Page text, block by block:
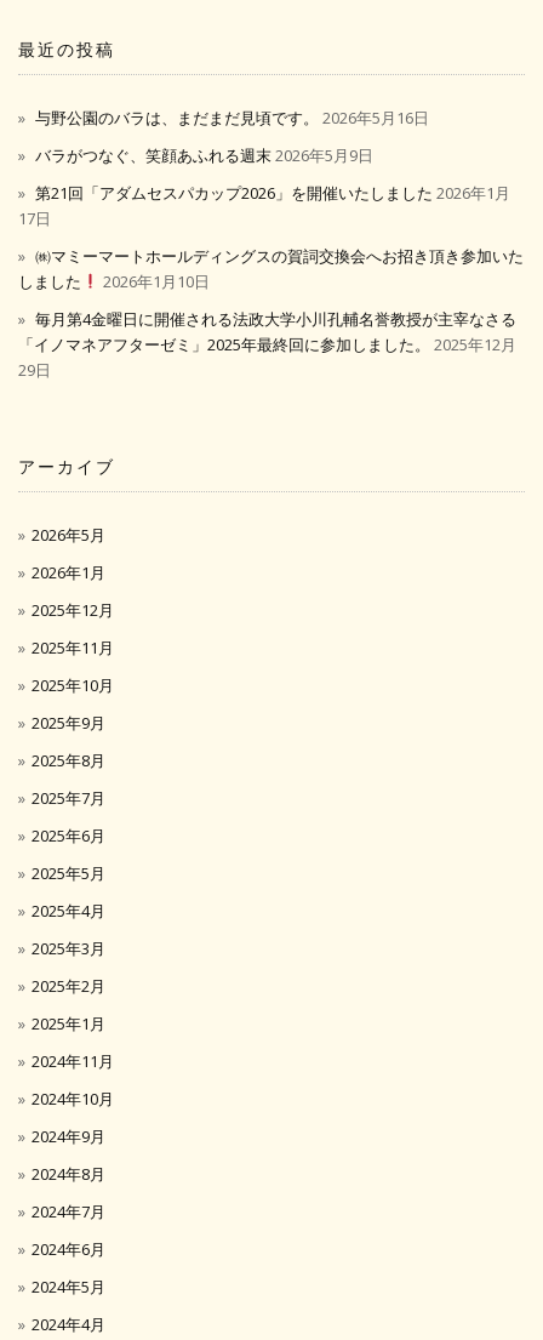
最近の投稿
与野公園のバラは、まだまだ見頃です。
2026年5月16日
バラがつなぐ、笑顔あふれる週末2026年5月9日
第21回「アダムセスパカップ2026」を開催いたしました 2026年1月
17日
㈱マミーマートホールディングスの賀詞交換会へお招き頂き参加いた
しました
2026年1月10日
毎月第4金曜日に開催される法政大学小川孔輔名誉教授が主宰なさる
「イノマネアフターゼミ」2025年最終回に参加しました。
2025年12月
29日
アーカイブ
2026年5月
2026年1月
2025年12月
2025年11月
2025年10月
2025年9月
2025年8月
2025年7月
2025年6月
2025年5月
2025年4月
2025年3月
2025年2月
2025年1月
2024年11月
2024年10月
2024年9月
2024年8月
2024年7月
2024年6月
2024年5月
2024年4月